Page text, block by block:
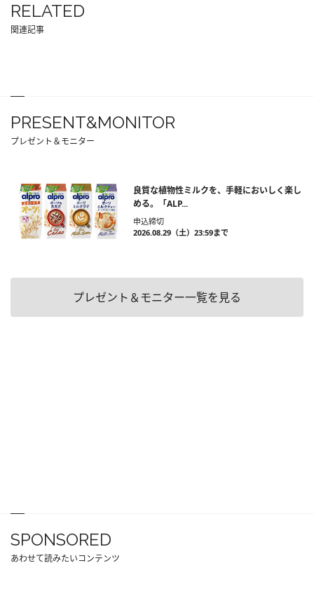
RELATED
関連記事
PRESENT&MONITOR
プレゼント＆モニター
良質な植物性ミルクを、手軽においしく楽し
める。「ALP...
申込締切
2026.08.29（土）23:59まで
プレゼント＆モニター一覧を見る
SPONSORED
あわせて読みたいコンテンツ